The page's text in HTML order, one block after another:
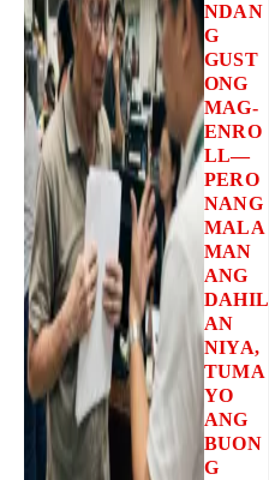
NDAN
G
GUST
ONG
MAG-
ENRO
LL—
PERO
NANG
MALA
MAN
ANG
DAHIL
AN
NIYA,
TUMA
YO
ANG
BUON
G